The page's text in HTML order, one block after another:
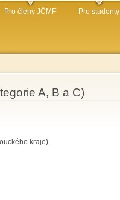
Pro členy JČMF Pro studenty
A, B a C)
kraje).